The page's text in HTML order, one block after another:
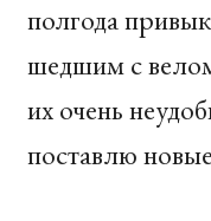
полгода
шедшим с
их очень
поставлю